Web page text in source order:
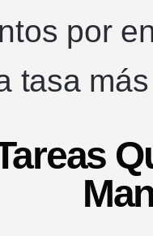
por
tasa